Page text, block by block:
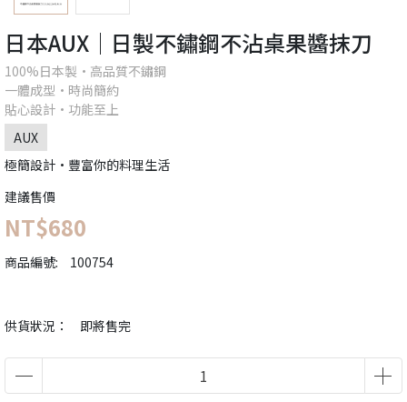
日本AUX│日製不鏽鋼不沾桌果醬抹刀
100%日本製•高品質不鏽鋼
一體成型•時尚簡約
貼心設計•功能至上
AUX
極簡設計•豐富你的料理生活
建議售價
NT$680
商品編號: 100754
供貨狀況： 即將售完